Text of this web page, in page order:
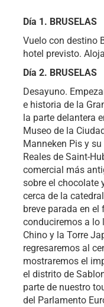
Día 1. BRUSELAS
Vuelo con destino
hotel previsto.
Día 2. BRUSELAS
Desayuno.
e historia de la
la parte delantera
Museo de la
Manneken Pis y
Reales de Saint-
comercial más
sobre el chocolate
cerca de la
breve parada en
conduciremos a lo
Chino y la Torre
regresaremos al
mostraremos el
el distrito de
parte de nuestro
del Parlamento